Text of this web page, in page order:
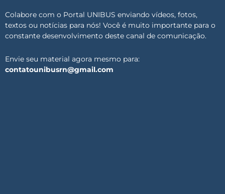
Colabore com o Portal UNIBUS enviando vídeos, fotos,
textos ou notícias para nós! Você é muito importante para o
constante desenvolvimento deste canal de comunicação.
Envie seu material agora mesmo para:
contatounibusrn@gmail.com